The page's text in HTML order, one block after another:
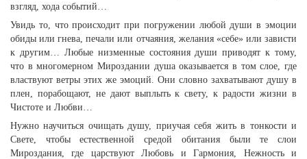
взгляд, хода событий…
Увидь то, что происходит при погружении любой души в эмоции
обиды или гнева, печали или отчаяния, желания «себе» или зависти
к другим… Любые низменные состояния души приводят к тому,
что в многомерном Мироздании душа оказывается в том слое, где
властвуют ветры этих же эмоций. Они словно захватывают душу в
плен, порабощают, не дают выплыть к свету, к радости жизни в
Чистоте и Любви…
Нужно научиться очищать душу, приучая себя жить в тонкости и
Свете, чтобы естественной средой обитания были те слои
Мироздания, где царствуют Любовь и Гармония, Нежность и